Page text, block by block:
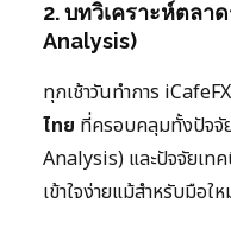
2. บทวิเคราะห์ตลา
Analysis)
ทุกเช้าวันทำการ
ไทย ที่ครอบคลุมทั้งปัจ
Analysis) และปัจจัยเท
เข้าใจง่ายแม้สำหรับมือ